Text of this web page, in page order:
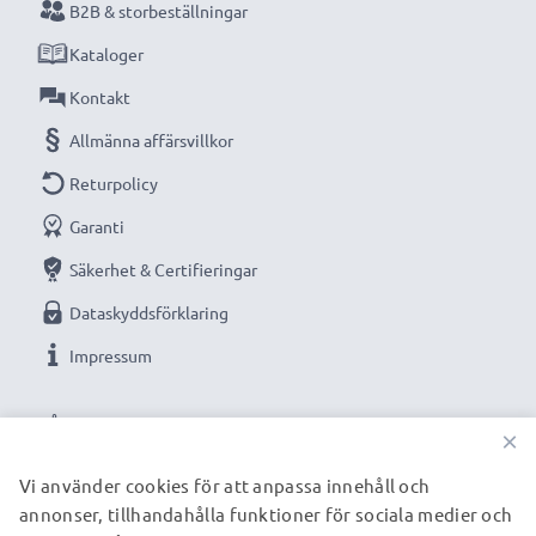
VÅRA BETALNINGSALTERNATIV
B2B & storbeställningar
Kataloger
Kontakt
Allmänna affärsvillkor
Returpolicy
Garanti
Säkerhet & Certifieringar
Dataskyddsförklaring
Impressum
VÅRA FRAKTPARTNERS
×
Vi använder cookies för att anpassa innehåll och
annonser, tillhandahålla funktioner för sociala medier och